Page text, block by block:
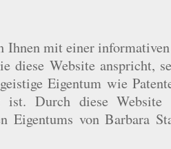
Ihnen mit einer
diese Website anspricht,
Eigentum wie
ist. Durch diese
Eigentums von Barbara